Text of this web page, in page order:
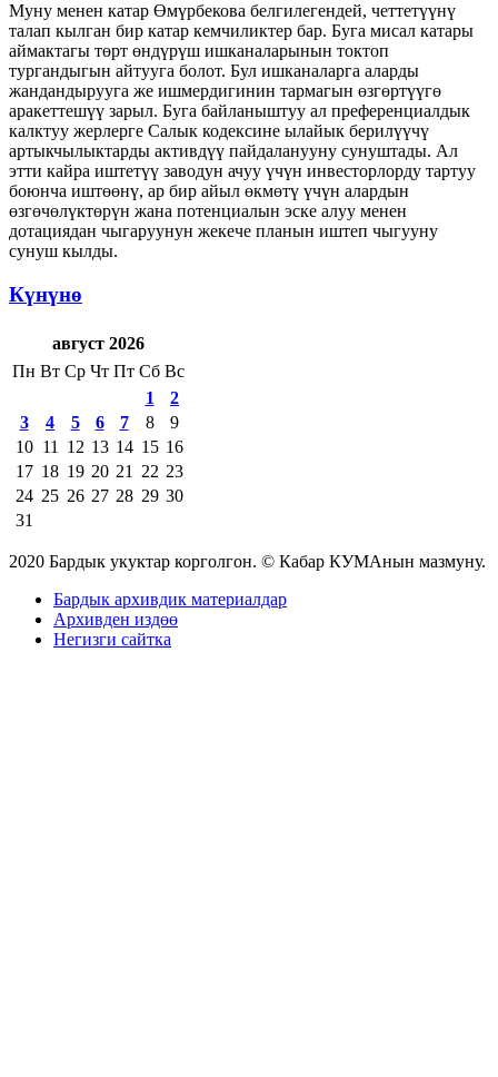
Муну менен катар Өмүрбекова белгилегендей, четтетүүнү
талап кылган бир катар кемчиликтер бар. Буга мисал катары
аймактагы төрт өндүрүш ишканаларынын токтоп
тургандыгын айтууга болот. Бул ишканаларга аларды
жандандырууга же ишмердигинин тармагын өзгөртүүгө
аракеттешүү зарыл. Буга байланыштуу ал преференциалдык
калктуу жерлерге Салык кодексине ылайык берилүүчү
артыкчылыктарды активдүү пайдаланууну сунуштады. Ал
этти кайра иштетүү заводун ачуу үчүн инвесторлорду тартуу
боюнча иштөөнү, ар бир айыл өкмөтү үчүн алардын
өзгөчөлүктөрүн жана потенциалын эске алуу менен
дотациядан чыгаруунун жекече планын иштеп чыгууну
сунуш кылды.
Күнүнө
август 2026
Пн Вт Ср Чт Пт Сб Вс
1
2
3
4 5 6 7 8
9
10 11 12 13 14 15 16
17 18 19 20 21 22 23
24 25 26 27 28 29 30
31
2020 Бардык укуктар корголгон. © Кабар КУМАнын мазмуну.
Бардык архивдик материалдар
Архивден издөө
Негизги сайтка